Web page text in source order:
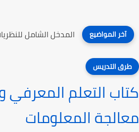
آخر المواضيع التعليم الصناعي
طرق التدريس
كتاب التعلم المعرفي
معالجة المعلومات